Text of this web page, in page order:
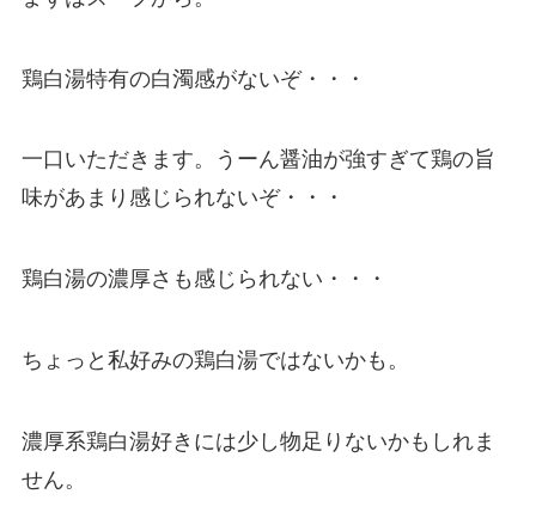
鶏白湯特有の白濁感がないぞ・・・
一口いただきます。うーん醤油が強すぎて鶏の旨
味があまり感じられないぞ・・・
鶏白湯の濃厚さも感じられない・・・
ちょっと私好みの鶏白湯ではないかも。
濃厚系鶏白湯好きには少し物足りないかもしれま
せん。